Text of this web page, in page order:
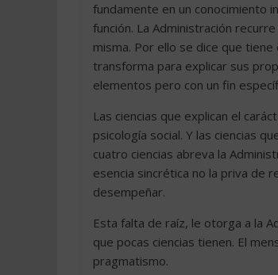
fundamente en un conocimiento
función. La Administración
misma. Por ello se dice que
transforma para explicar sus
elementos pero con un fin
Las ciencias que explican el
psicología social. Y las ciencias
cuatro ciencias abreva la
esencia sincrética no la priva de
desempeñar.
Esta falta de raíz, le otorga a la
que pocas ciencias tienen. El
pragmatismo.